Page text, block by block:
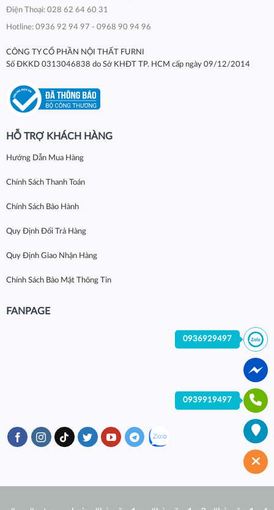
Điện Thoại: 028 62 64 60 31
Hotline: 0936 92 94 97 - 0968 90 94 96
CÔNG TY CỔ PHẦN NỘI THẤT FURNI
Số ĐKKD 0313046838 do Sở KHĐT TP. HCM cấp ngày 09/12/2014
HỖ TRỢ KHÁCH HÀNG
Hướng Dẫn Mua Hàng
Chính Sách Thanh Toán
Chính Sách Bảo Hành
Quy Định Đổi Trả Hàng
Quy Định Giao Nhận Hàng
Chính Sách Bảo Mật Thông Tin
FANPAGE
0936929497
0939919497